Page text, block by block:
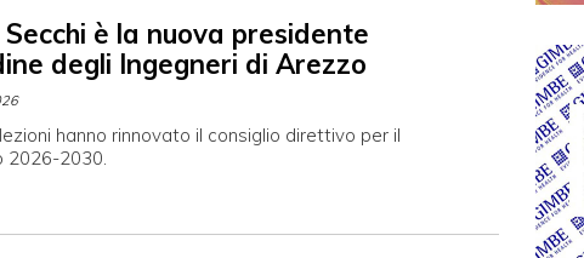
è la nuova presidente
degli Ingegneri di Arezzo
hanno rinnovato il consiglio direttivo per il
2026-2030.